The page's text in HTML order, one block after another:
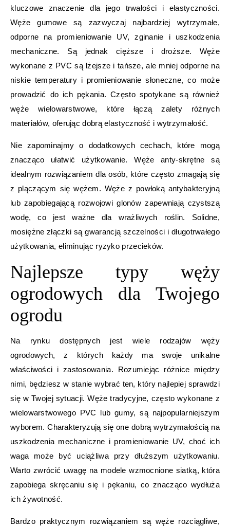
kluczowe znaczenie dla jego trwałości i elastyczności.
Węże gumowe są zazwyczaj najbardziej wytrzymałe,
odporne na promieniowanie UV, zginanie i uszkodzenia
mechaniczne. Są jednak cięższe i droższe. Węże
wykonane z PVC są lżejsze i tańsze, ale mniej odporne na
niskie temperatury i promieniowanie słoneczne, co może
prowadzić do ich pękania. Często spotykane są również
węże wielowarstwowe, które łączą zalety różnych
materiałów, oferując dobrą elastyczność i wytrzymałość.
Nie zapominajmy o dodatkowych cechach, które mogą
znacząco ułatwić użytkowanie. Węże anty-skrętne są
idealnym rozwiązaniem dla osób, które często zmagają się
z plączącym się wężem. Węże z powłoką antybakteryjną
lub zapobiegającą rozwojowi glonów zapewniają czystszą
wodę, co jest ważne dla wrażliwych roślin. Solidne,
mosiężne złączki są gwarancją szczelności i długotrwałego
użytkowania, eliminując ryzyko przecieków.
Najlepsze typy węży
ogrodowych dla Twojego
ogrodu
Na rynku dostępnych jest wiele rodzajów węży
ogrodowych, z których każdy ma swoje unikalne
właściwości i zastosowania. Rozumiejąc różnice między
nimi, będziesz w stanie wybrać ten, który najlepiej sprawdzi
się w Twojej sytuacji. Węże tradycyjne, często wykonane z
wielowarstwowego PVC lub gumy, są najpopularniejszym
wyborem. Charakteryzują się one dobrą wytrzymałością na
uszkodzenia mechaniczne i promieniowanie UV, choć ich
waga może być uciążliwa przy dłuższym użytkowaniu.
Warto zwrócić uwagę na modele wzmocnione siatką, która
zapobiega skręcaniu się i pękaniu, co znacząco wydłuża
ich żywotność.
Bardzo praktycznym rozwiązaniem są węże rozciągliwe,